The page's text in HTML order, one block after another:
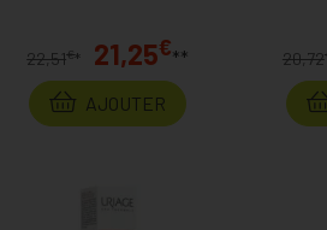
22,51€* 21,25€**
AJOUTER
20,72